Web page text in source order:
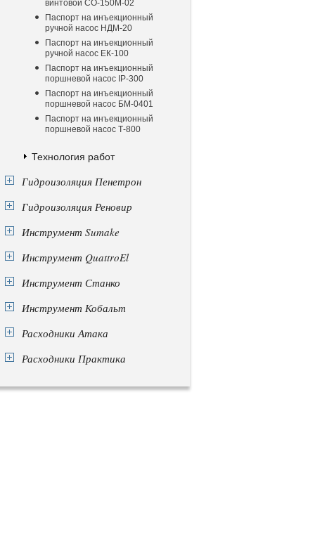
винтовой CО-150М-02
Паспорт на инъекционный
ручной насос НДМ-20
Паспорт на инъекционный
ручной насос ЕК-100
Паспорт на инъекционный
поршневой насос IP-300
Паспорт на инъекционный
поршневой насос БМ-0401
Паспорт на инъекционный
поршневой насос Т-800
Технология работ
Гидроизоляция Пенетрон
Гидроизоляция Реновир
Инструмент Sumake
Инструмент QuattroEl
Инструмент Станко
Инструмент Кобальт
Расходники Атака
Расходники Практика